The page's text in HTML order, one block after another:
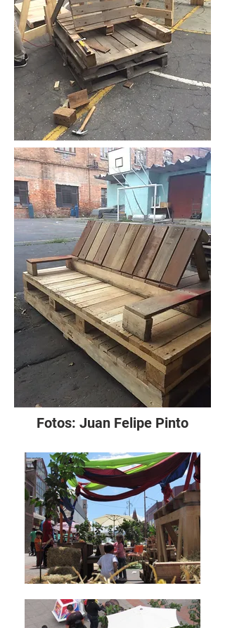
Fotos: Juan Felipe Pinto